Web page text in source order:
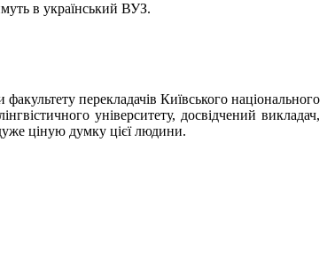
в український ВУЗ.
перекладачів Київського національного
університету, досвідчений викладач,
ціную думку цієї людини.